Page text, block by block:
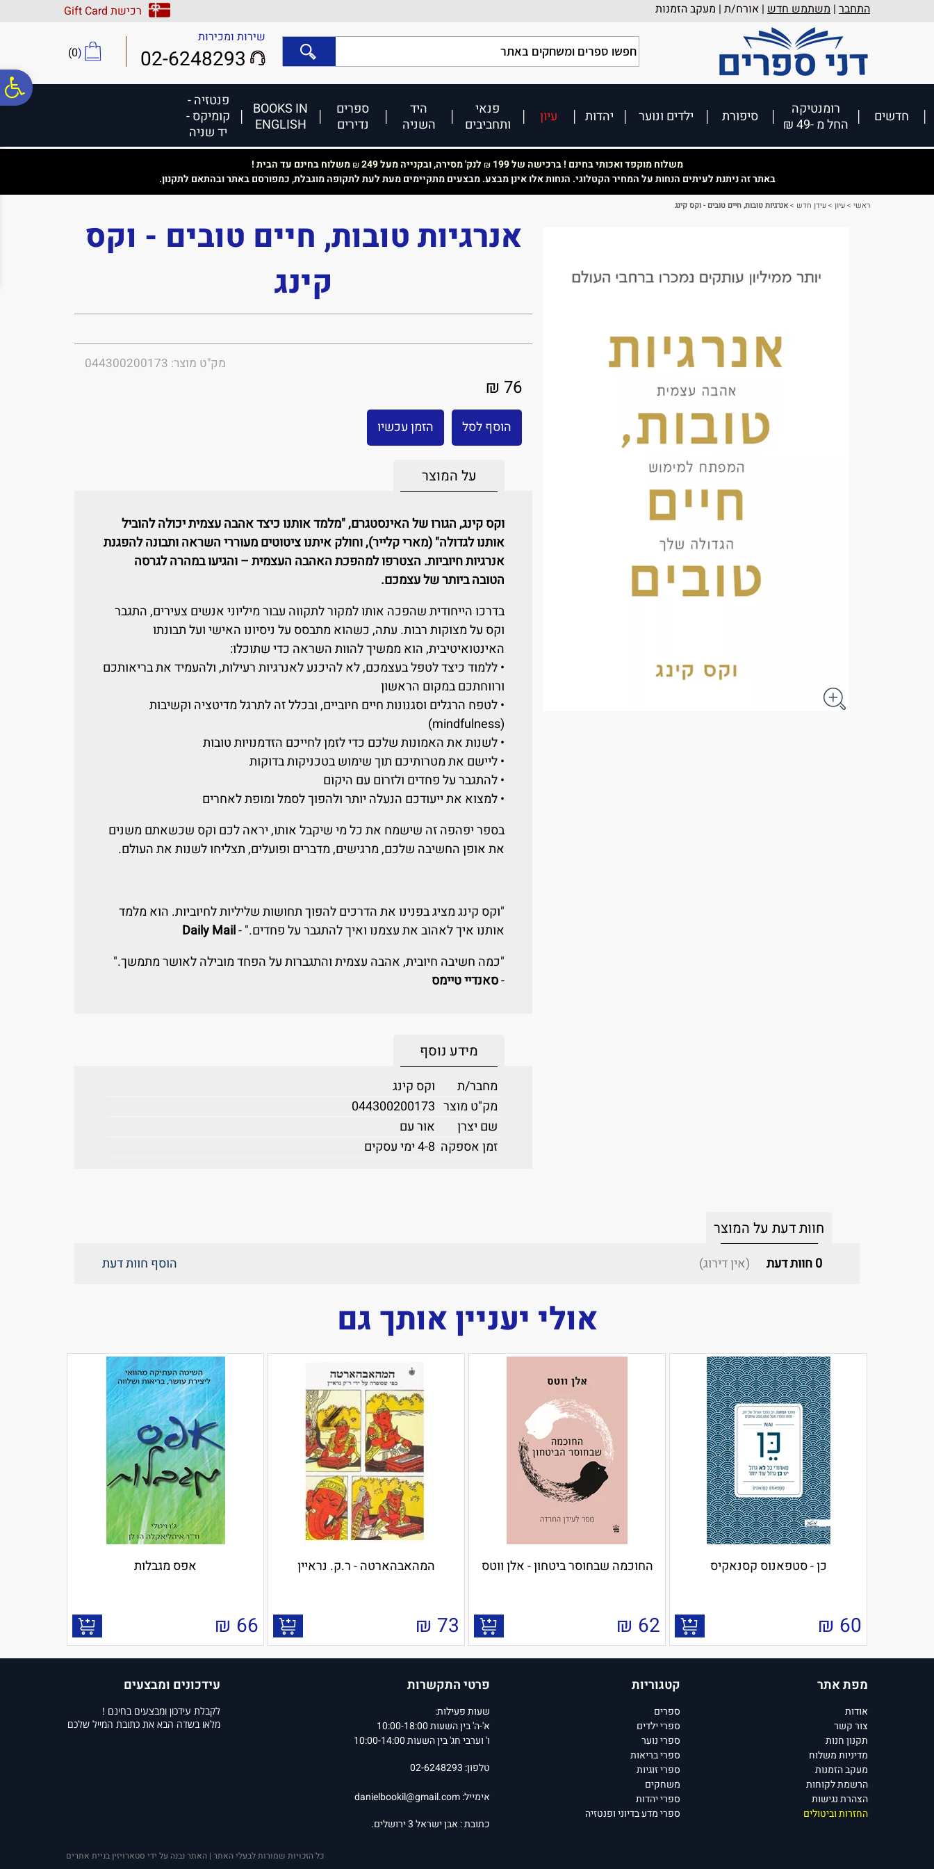
נגישות
אתר
המרכזי
התחבר | משתמש חדש | אורח/ת | מעקב הזמנות
רכישת Gift Card
שירות ומכירות
02-6248293
(
0
)
חדשים
רומנטיקה
החל מ -49 ₪
סיפורת ילדים ונוער יהדות עיון
פנאי
ותחביבים
היד
השניה
ספרים
נדירים
BOOKS IN
ENGLISH
פנטזיה -
קומיקס -
יד שניה
משלוח מוקפד ואכותי בחינם ! ברכישה של 199 ₪ לנק' מסירה, ובקנייה מעל 249 ₪משלוח בחינם עד הבית !
באתר זה ניתנת לעיתים הנחות על המחיר הקטלוגי. הנחות אלו אינן מבצע. מבצעים מתקיימים מעת לעת לתקופה מוגבלת, כמפורסם באתר ובהתאם לתקנון.
ראשי >עיון >עידן חדש >אנרגיות טובות, חיים טובים - וקס קינג
אנרגיות טובות, חיים טובים - וקס
קינג
מק"ט מוצר: 044300200173
76 ₪
הוסף לסל הזמן עכשיו
על המוצר
וקס קינג, הגורו של האינסטגרם, "מלמד אותנו כיצד אהבה עצמית יכולה להוביל
אותנו לגדולה" (מארי קלייר), וחולק איתנו ציטוטים מעוררי השראה ותבונה להפגנת
אנרגיות חיוביות. הצטרפו למהפכת האהבה העצמית – והגיעו במהרה לגרסה
הטובה ביותר של עצמכם.
בדרכו הייחודית שהפכה אותו למקור לתקווה עבור מיליוני אנשים צעירים, התגבר
וקס על מצוקות רבות. עתה, כשהוא מתבסס על ניסיונו האישי ועל תבונתו
האינטואיטיבית, הוא ממשיך להוות השראה כדי שתוכלו:
• ללמוד כיצד לטפל בעצמכם, לא להיכנע לאנרגיות רעילות, ולהעמיד את בריאותכם
ורווחתכם במקום הראשון
• לטפח הרגלים וסגנונות חיים חיוביים, ובכלל זה לתרגל מדיטציה וקשיבות
(mindfulness)
• לשנות את האמונות שלכם כדי לזמן לחייכם הזדמנויות טובות
• ליישם את מטרותיכם תוך שימוש בטכניקות בדוקות
• להתגבר על פחדים ולזרום עם היקום
• למצוא את ייעודכם הנעלה יותר ולהפוך לסמל ומופת לאחרים
בספר יפהפה זה שישמח את כל מי שיקבל אותו, יראה לכם וקס שכשאתם משנים
את אופן החשיבה שלכם, מרגישים, מדברים ופועלים, תצליחו לשנות את העולם.
"וקס קינג מציג בפנינו את הדרכים להפוך תחושות שליליות לחיוביות. הוא מלמד
אותנו איך לאהוב את עצמנו ואיך להתגבר על פחדים." -Daily Mail
"כמה חשיבה חיובית, אהבה עצמית והתגברות על הפחד מובילה לאושר מתמשך."
-סאנדיי טיימס
מידע נוסף
מחבר/ת
וקס קינג
מק"ט מוצר 044300200173
שם יצרן
אור עם
זמן אספקה 4-8 ימי עסקים
חוות דעת על המוצר
0חוות דעת (אין דירוג) הוסף חוות דעת
אולי יעניין אותך גם
כן - סטפאנוס קסנאקיס
60
₪
החוכמה שבחוסר ביטחון - אלן ווטס
62
₪
המהאבהארטה - ר.ק. נראיין
73
₪
אפס מגבלות
66
₪
מפת אתר
אודות
צור קשר
תקנון חנות
מדיניות משלוח
מעקב הזמנות
הרשמת לקוחות
הצהרת נגישות
החזרות וביטולים
קטגוריות
ספרים
ספרי ילדים
ספרי נוער
ספרי בריאות
ספרי זוגיות
משחקים
ספרי יהדות
ספרי מדע בדיוני ופנטזיה
פרטי התקשרות
שעות פעילות:
א'-ה' בין השעות 10:00-18:00
ו' וערבי חג' בין השעות 10:00-14:00
טלפון: 02-6248293
אימייל:danielbookil@gmail.com
כתובת : אבן ישראל 3 ירושלים.
עידכונים ומבצעים
לקבלת עידכון ומבצעים בחינם !
מלאו בשדה הבא את כתובת המייל שלכם
כל הזכויות שמורות לבעלי האתר | האתר נבנה על ידי סטארויזין בניית אתרים